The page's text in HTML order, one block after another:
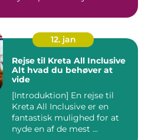
12. jan
Rejse til Kreta All Inclusive
Alt hvad du behøver at
vide
[Introduktion] En rejse til
Kreta All Inclusive er en
fantastisk mulighed for at
nyde en af de mest ...